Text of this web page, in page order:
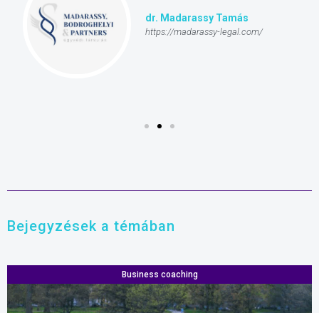
dr. Madarassy Tamás
https://madarassy-legal.com/
Bejegyzések a témában
Business coaching